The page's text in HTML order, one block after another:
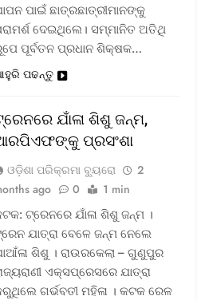
ପାଇଁ ଛାତ୍ରଛାତ୍ରୀମାନଙ୍କୁ
ଦେଇଥିଲେ। ସମ୍ମାନିତ ଅତିଥି
ପୂର୍ବତନ ପ୍ରଧାନ ଶିକ୍ଷକ…
ପଢନ୍ତୁ
ଯାଁଳା ଶିଶୁ ଜନ୍ମ,
ପ୍ରସଂଶା
ଓଡ଼ିଶା ପରିକ୍ରମା ବ୍ୟୁରୋ
2
ago
0 1 min
ଟ୍ରେନରେ ଯାଁଳା ଶିଶୁ ଜନ୍ମ ।
ଯାତ୍ରା ବେଳେ ଜନ୍ମ ନେଲେ
ଶିଶୁ । ରାଉରକେଲା – ଗୁଣୁପୁର
ଏକ୍ସପ୍ରେସରେ ଯାତ୍ରା
ଗର୍ଭବତୀ ମହିଳା । କଟକ ରେଳ